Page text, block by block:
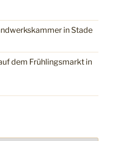
in Stade
dem Frühlingsmarkt in